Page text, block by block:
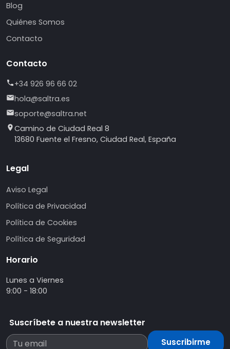
Blog
Quiénes Somos
Contacto
Contacto
+34 926 96 66 02
hola@saltra.es
soporte@saltra.net
Camino de Ciudad Real 8
13680 Fuente el Fresno, Ciudad Real, España
Legal
Aviso Legal
Política de Privacidad
Política de Cookies
Política de Seguridad
Horario
Lunes a Viernes
9:00 - 18:00
Suscríbete a nuestra newsletter
Suscribirme